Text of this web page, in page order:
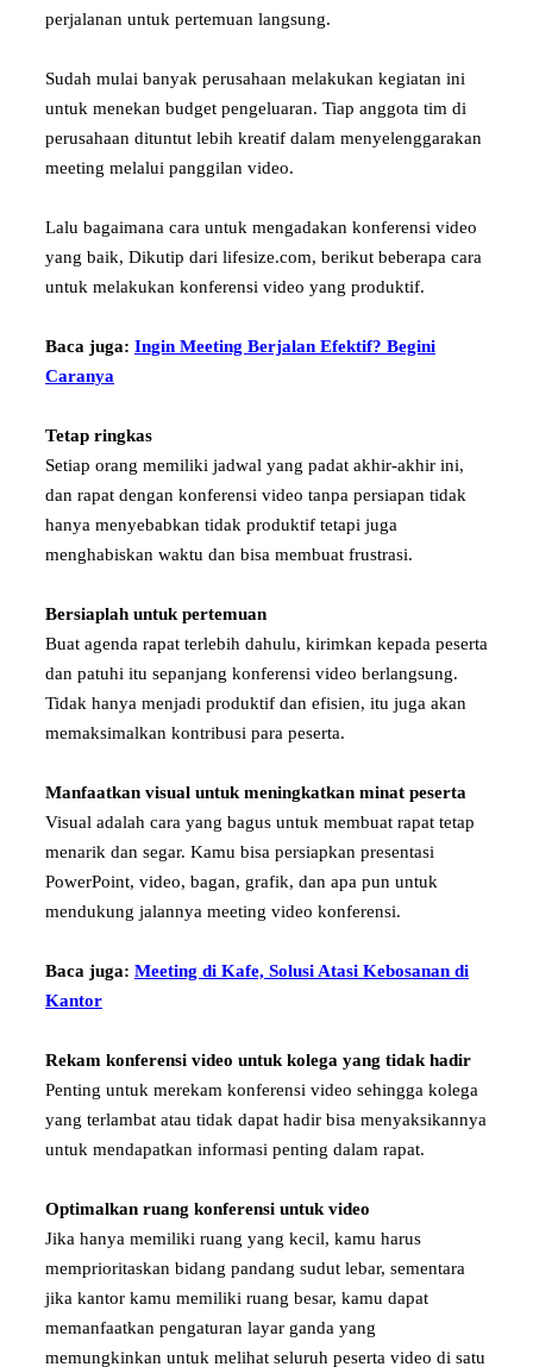
perjalanan untuk pertemuan langsung.
Sudah mulai banyak perusahaan melakukan kegiatan ini
untuk menekan budget pengeluaran. Tiap anggota tim di
perusahaan dituntut lebih kreatif dalam menyelenggarakan
meeting melalui panggilan video.
Lalu bagaimana cara untuk mengadakan konferensi video
yang baik, Dikutip dari lifesize.com, berikut beberapa cara
untuk melakukan konferensi video yang produktif.
Baca juga: Ingin Meeting Berjalan Efektif? Begini
Caranya
Tetap ringkas
Setiap orang memiliki jadwal yang padat akhir-akhir ini,
dan rapat dengan konferensi video tanpa persiapan tidak
hanya menyebabkan tidak produktif tetapi juga
menghabiskan waktu dan bisa membuat frustrasi.
Bersiaplah untuk pertemuan
Buat agenda rapat terlebih dahulu, kirimkan kepada peserta
dan patuhi itu sepanjang konferensi video berlangsung.
Tidak hanya menjadi produktif dan efisien, itu juga akan
memaksimalkan kontribusi para peserta.
Manfaatkan visual untuk meningkatkan minat peserta
Visual adalah cara yang bagus untuk membuat rapat tetap
menarik dan segar. Kamu bisa persiapkan presentasi
PowerPoint, video, bagan, grafik, dan apa pun untuk
mendukung jalannya meeting video konferensi.
Baca juga: Meeting di Kafe, Solusi Atasi Kebosanan di
Kantor
Rekam konferensi video untuk kolega yang tidak hadir
Penting untuk merekam konferensi video sehingga kolega
yang terlambat atau tidak dapat hadir bisa menyaksikannya
untuk mendapatkan informasi penting dalam rapat.
Optimalkan ruang konferensi untuk video
Jika hanya memiliki ruang yang kecil, kamu harus
memprioritaskan bidang pandang sudut lebar, sementara
jika kantor kamu memiliki ruang besar, kamu dapat
memanfaatkan pengaturan layar ganda yang
memungkinkan untuk melihat seluruh peserta video di satu